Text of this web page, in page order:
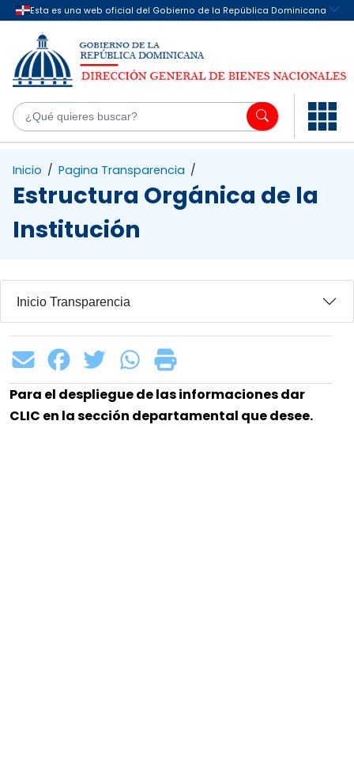
Saltar al contenido principal
Inicio / Pagina Transparencia /
Estructura Orgánica de la
Institución
Inicio Transparencia
Para el despliegue de las informaciones dar
CLIC en la sección departamental que desee.